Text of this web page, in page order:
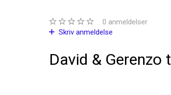
0 anmeldelser
Skriv anmeldelse
David & Gerenzo